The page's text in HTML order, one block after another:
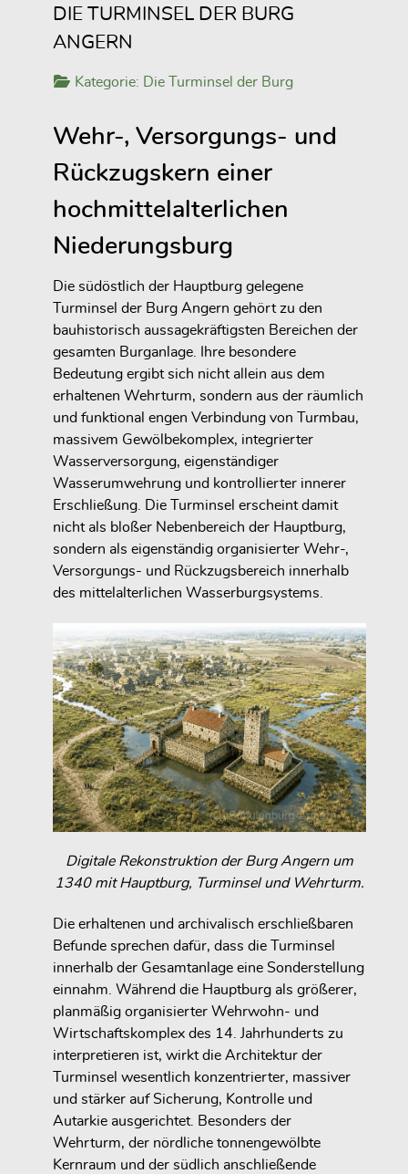
DIE TURMINSEL DER BURG
ANGERN
Kategorie: Die Turminsel der Burg
Wehr-, Versorgungs- und
Rückzugskern einer
hochmittelalterlichen
Niederungsburg
Die südöstlich der Hauptburg gelegene
Turminsel der Burg Angern gehört zu den
bauhistorisch aussagekräftigsten Bereichen der
gesamten Burganlage. Ihre besondere
Bedeutung ergibt sich nicht allein aus dem
erhaltenen Wehrturm, sondern aus der räumlich
und funktional engen Verbindung von Turmbau,
massivem Gewölbekomplex, integrierter
Wasserversorgung, eigenständiger
Wasserumwehrung und kontrollierter innerer
Erschließung. Die Turminsel erscheint damit
nicht als bloßer Nebenbereich der Hauptburg,
sondern als eigenständig organisierter Wehr-,
Versorgungs- und Rückzugsbereich innerhalb
des mittelalterlichen Wasserburgsystems.
Digitale Rekonstruktion der Burg Angern um
1340 mit Hauptburg, Turminsel und Wehrturm.
Die erhaltenen und archivalisch erschließbaren
Befunde sprechen dafür, dass die Turminsel
innerhalb der Gesamtanlage eine Sonderstellung
einnahm. Während die Hauptburg als größerer,
planmäßig organisierter Wehrwohn- und
Wirtschaftskomplex des 14. Jahrhunderts zu
interpretieren ist, wirkt die Architektur der
Turminsel wesentlich konzentrierter, massiver
und stärker auf Sicherung, Kontrolle und
Autarkie ausgerichtet. Besonders der
Wehrturm, der nördliche tonnengewölbte
Kernraum und der südlich anschließende